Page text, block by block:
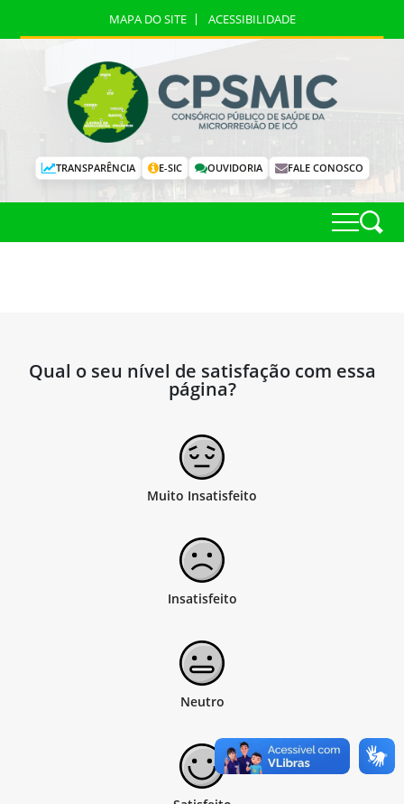
MAPA DO SITE ACESSIBILIDADE
TRANSPARÊNCIA E-SIC OUVIDORIA FALE CONOSCO
Qual o seu nível de satisfação com essa
página?